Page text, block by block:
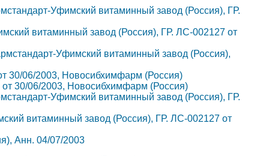
Уфимский витаминный завод (Россия), ГР.
витаминный завод (Россия), ГР. ЛС-002127 от
Уфимский витаминный завод (Россия),
30/06/2003, Новосибхимфарм (Россия)
от 30/06/2003, Новосибхимфарм (Россия)
Уфимский витаминный завод (Россия), ГР.
витаминный завод (Россия), ГР. ЛС-002127 от
Анн. 04/07/2003